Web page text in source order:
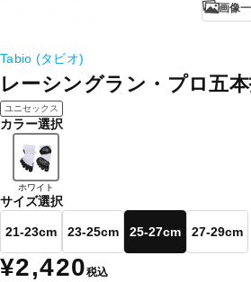
画像
Tabio (タビオ)
レーシングラン・プロ五
ユニセックス
カラー選択
ホワイト
サイズ選択
21-23cm 23-25cm 25-27cm 27-29cm
¥2,420税込